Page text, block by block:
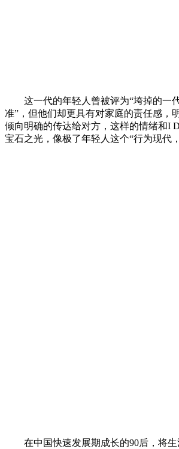
这一代的年轻人曾被评为“垮掉的一代
准”，但他们却更具有对家庭的责任感，
倾向明确的传达给对方，这样的情绪和I
宝石之光，像极了年轻人这个“行为现代
在中国快速发展期成长的90后，将生